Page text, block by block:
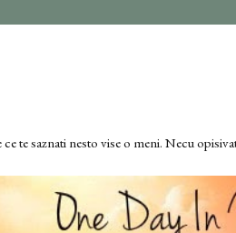
te saznati nesto vise o meni. Necu